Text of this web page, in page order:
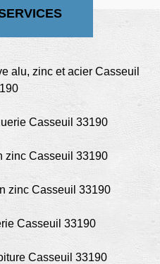
alu, zinc et acier Casseuil
Casseuil 33190
zinc Casseuil 33190
zinc Casseuil 33190
Casseuil 33190
Casseuil 33190